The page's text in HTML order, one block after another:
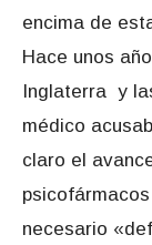
encima de
Hace unos
Inglaterra y
médico
claro el
necesario